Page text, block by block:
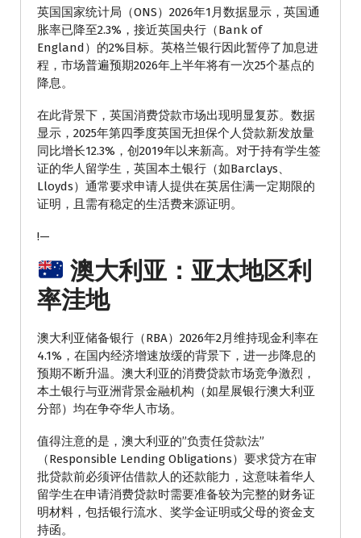
英国国家统计局（ONS）2026年1月数据显示，英国通
胀率已降至2.3%，接近英国央行（Bank of
England）的2%目标。英格兰银行因此暂停了加息进
程，市场普遍预期2026年上半年将有一次25个基点的
降息。
在此背景下，英国消费贷款市场出现明显复苏。数据
显示，2025年第四季度英国无担保个人贷款新发放量
同比增长12.3%，创2019年以来新高。对于持有学生签
证的华人留学生，英国本土银行（如Barclays、
Lloyds）通常要求申请人提供在英居住满一定期限的
证明，且需有稳定的生活费来源证明。
!—
澳大利亚：亚太地区利
率洼地
澳大利亚储备银行（RBA）2026年2月维持现金利率在
4.1%，在国内经济增速放缓的背景下，进一步降息的
预期不断升温。澳大利亚的消费贷款市场竞争激烈，
本土银行与亚洲背景金融机构（如星展银行澳大利亚
分部）均在争夺华人市场。
值得注意的是，澳大利亚的”负责任贷款法”
（Responsible Lending Obligations）要求贷方在审
批贷款前必须评估借款人的还款能力，这意味着华人
留学生在申请消费贷款时需要准备较为完整的财务证
明材料，包括银行流水、奖学金证明或父母的资金支
持函。